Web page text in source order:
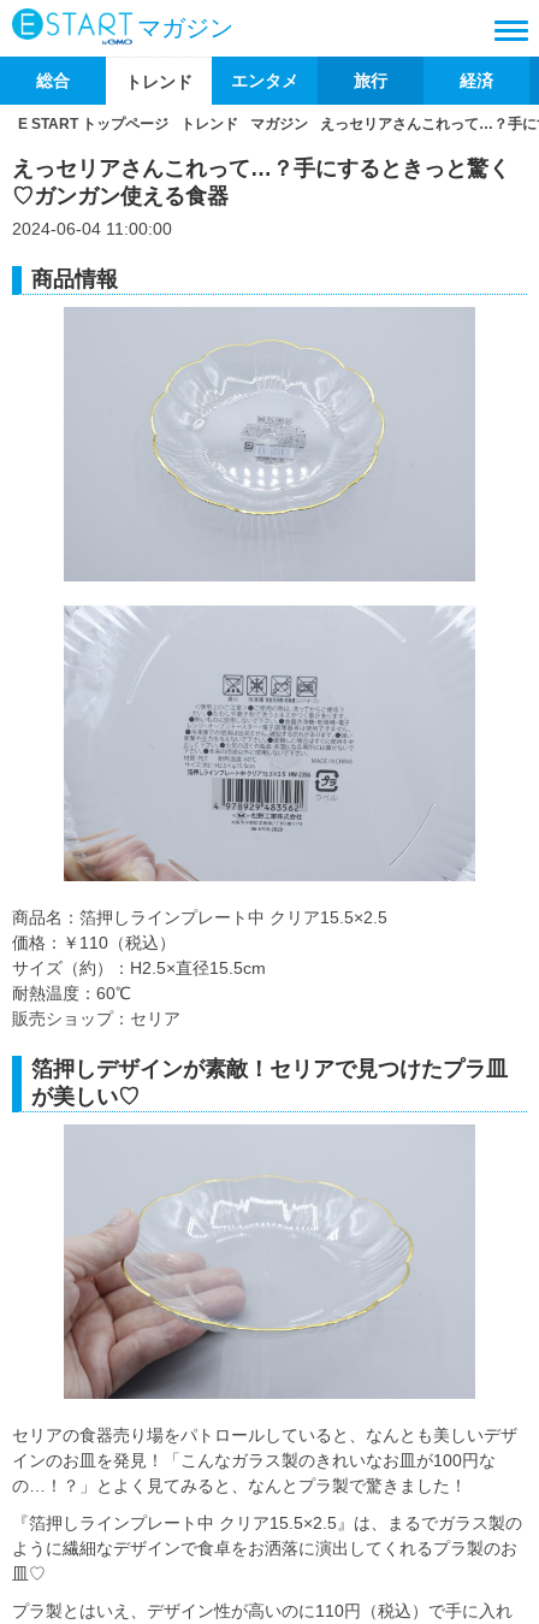
マガジン
総合 トレンド エンタメ 旅行 経済
E START トップページ トレンド マガジン えっセリアさんこれって…？手
えっセリアさんこれって…？手にするときっと驚く
♡ガンガン使える食器
2024-06-04 11:00:00
商品情報
商品名：箔押しラインプレート中 クリア15.5×2.5
価格：￥110（税込）
サイズ（約）：H2.5×直径15.5cm
耐熱温度：60℃
販売ショップ：セリア
箔押しデザインが素敵！セリアで見つけたプラ皿
が美しい♡
セリアの食器売り場をパトロールしていると、なんとも美しいデザ
インのお皿を発見！「こんなガラス製のきれいなお皿が100円な
の…！？」とよく見てみると、なんとプラ製で驚きました！
『箔押しラインプレート中 クリア15.5×2.5』は、まるでガラス製の
ように繊細なデザインで食卓をお洒落に演出してくれるプラ製のお
皿♡
プラ製とはいえ、デザイン性が高いのに110円（税込）で手に入れ